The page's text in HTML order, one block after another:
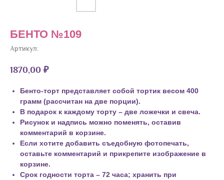
БЕНТО №109
Артикул:
1870,00 ₽
Бенто-торт представляет собой тортик весом 400
грамм (рассчитан на две порции).
В подарок к каждому торту – две ложечки и свеча.
Рисунок и надпись можно поменять, оставив
комментарий в корзине.
Если хотите добавить съедобную фотопечать,
оставьте комментарий и прикрепите изображение в
корзине.
Срок годности торта – 72 часа; хранить при